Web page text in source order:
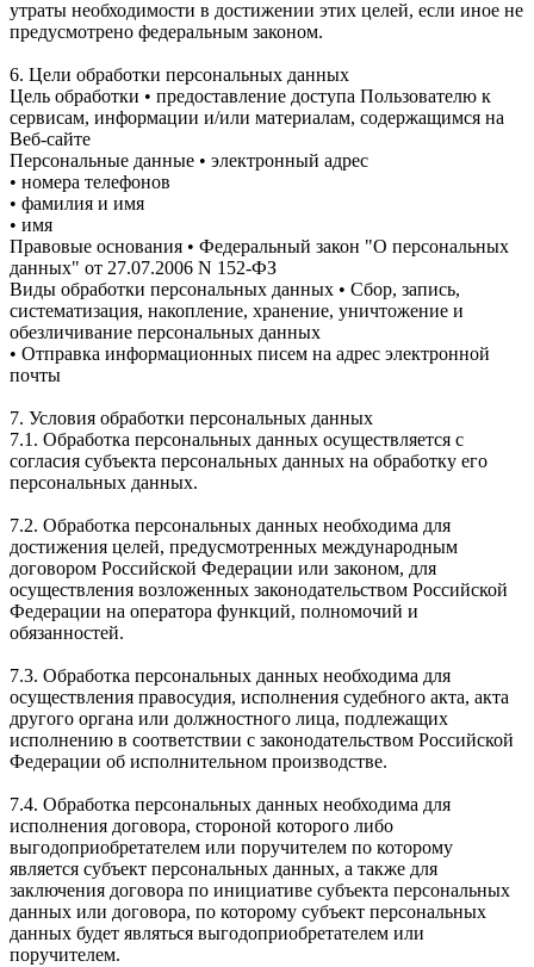
утраты необходимости в достижении этих целей, если иное не
предусмотрено федеральным законом.
6. Цели обработки персональных данных
Цель обработки • предоставление доступа Пользователю к
сервисам, информации и/или материалам, содержащимся на
Веб-сайте
Персональные данные • электронный адрес
• номера телефонов
• фамилия и имя
• имя
Правовые основания • Федеральный закон "О персональных
данных" от 27.07.2006 N 152-ФЗ
Виды обработки персональных данных • Сбор, запись,
систематизация, накопление, хранение, уничтожение и
обезличивание персональных данных
• Отправка информационных писем на адрес электронной
почты
7. Условия обработки персональных данных
7.1. Обработка персональных данных осуществляется с
согласия субъекта персональных данных на обработку его
персональных данных.
7.2. Обработка персональных данных необходима для
достижения целей, предусмотренных международным
договором Российской Федерации или законом, для
осуществления возложенных законодательством Российской
Федерации на оператора функций, полномочий и
обязанностей.
7.3. Обработка персональных данных необходима для
осуществления правосудия, исполнения судебного акта, акта
другого органа или должностного лица, подлежащих
исполнению в соответствии с законодательством Российской
Федерации об исполнительном производстве.
7.4. Обработка персональных данных необходима для
исполнения договора, стороной которого либо
выгодоприобретателем или поручителем по которому
является субъект персональных данных, а также для
заключения договора по инициативе субъекта персональных
данных или договора, по которому субъект персональных
данных будет являться выгодоприобретателем или
поручителем.